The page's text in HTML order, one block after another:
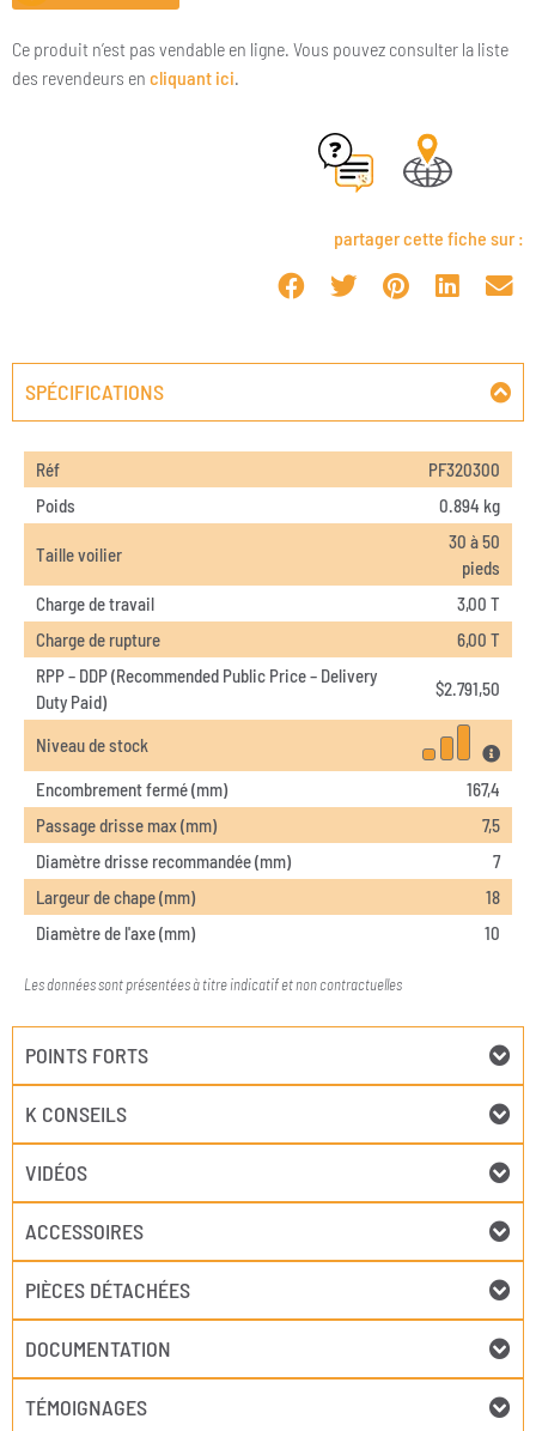
Ce produit n’est pas vendable en ligne. Vous pouvez consulter la liste
des revendeurs en cliquant ici
partager cette fiche sur :
SPÉCIFICATIONS
Réf
PF320300
Poids
0.894 kg
Taille voilier
30 à 50
pieds
Charge de travail
3,00 T
Charge de rupture
6,00 T
RPP – DDP (Recommended Public Price – Delivery
Duty Paid)
$2.791,50
Niveau de stock
Encombrement fermé (mm)
167,4
Passage drisse max (mm)
7,5
Diamètre drisse recommandée (mm)
7
Largeur de chape (mm)
18
Diamètre de l'axe (mm)
10
Les données sont présentées à titre indicatif et non contractuelles
POINTS FORTS
K CONSEILS
VIDÉOS
ACCESSOIRES
PIÈCES DÉTACHÉES
DOCUMENTATION
TÉMOIGNAGES